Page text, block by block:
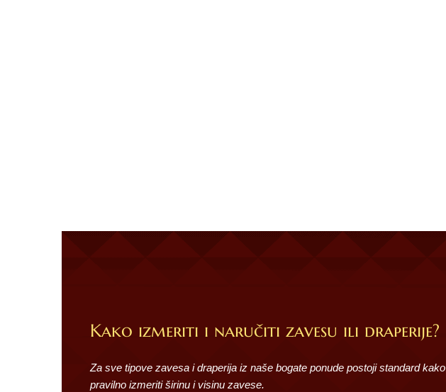
Kako izmeriti i naručiti zavesu ili draperije?
Za sve tipove zavesa i draperija iz naše bogate ponude postoji standard kako
pravilno izmeriti širinu i visinu zavese.